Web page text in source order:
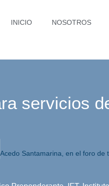
INICIO NOSOTROS
servicios